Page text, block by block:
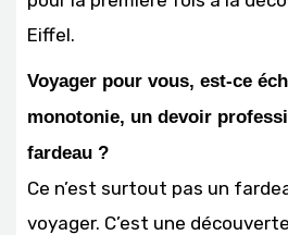
Eiffel.
Voyager pour vous, est-ce
monotonie, un devoir
fardeau ?
Ce n’est surtout pas un
voyager. C’est une